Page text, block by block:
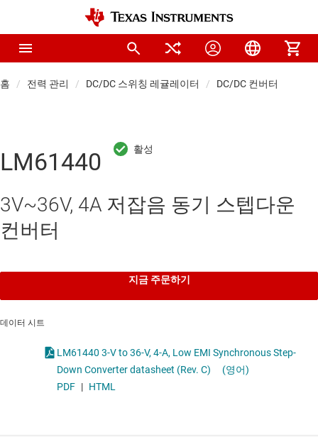
홈 전력 관리 DC/DC 스위칭 레귤레이터 DC/DC 컨버터
LM61440
3V~36V, 4A 저잡음 동기 스텝다운
컨버터
지금 주문하기
데이터 시트
LM61440 3-V to 36-V, 4-A, Low EMI Synchronous Step-
Down Converter datasheet (Rev. C)
(영어)
PDF | HTML